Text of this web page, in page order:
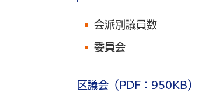
会派別議員数
委員会
区議会（PDF：950KB）